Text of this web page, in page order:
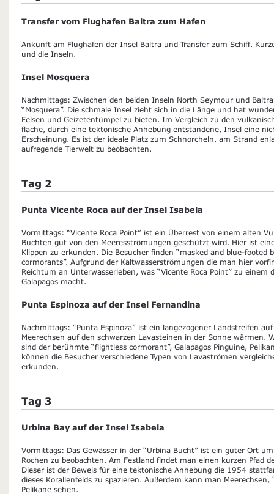
Transfer vom Flughafen Baltra zum Hafen
Ankunft am Flughafen der Insel Baltra und Transfer zum Schiff.
und die Inseln.
Insel Mosquera
Nachmittags: Zwischen den beiden Inseln North Seymour und
“Mosquera”. Die schmale Insel zieht sich in die Länge und hat
Felsen und Geizetentümpel zu bieten. Im Vergleich zu den
flache, durch eine tektonische Anhebung entstandene, Insel eine
Erscheinung. Es ist der ideale Platz zum Schnorcheln, am Strand
aufregende Tierwelt zu beobachten.
Tag 2
Punta Vicente Roca auf der Insel Isabela
Vormittags: “Vicente Roca Point” ist ein Überrest von einem alten
Buchten gut von den Meeresströmungen geschützt wird. Hier ist
Klippen zu erkunden. Die Besucher finden “masked and blue-footed
cormorants”. Aufgrund der Kaltwasserströmungen die man hier
Reichtum an Unterwasserleben, was “Vicente Roca Point” zu einem
Galapagos macht.
Punta Espinoza auf der Insel Fernandina
Nachmittags: “Punta Espinoza” ist ein langezogener Landstreifen
Meerechsen auf den schwarzen Lavasteinen in der Sonne wärmen.
sind der berühmte “flightless cormorant”, Galapagos Pinguine,
können die Besucher verschiedene Typen von Lavaströmen
erkunden.
Tag 3
Urbina Bay auf der Insel Isabela
Vormittags: Das Gewässer in der “Urbina Bucht” ist ein guter Ort
Rochen zu beobachten. Am Festland findet man einen kurzen Pfad
Dieser ist der Beweis für eine tektonische Anhebung die 1954
dieses Korallenfelds zu spazieren. Außerdem kann man
Pelikane sehen.